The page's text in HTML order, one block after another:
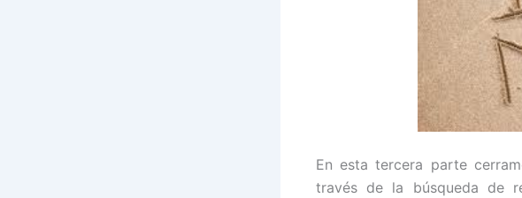
En esta tercera parte
través de la búsqueda de